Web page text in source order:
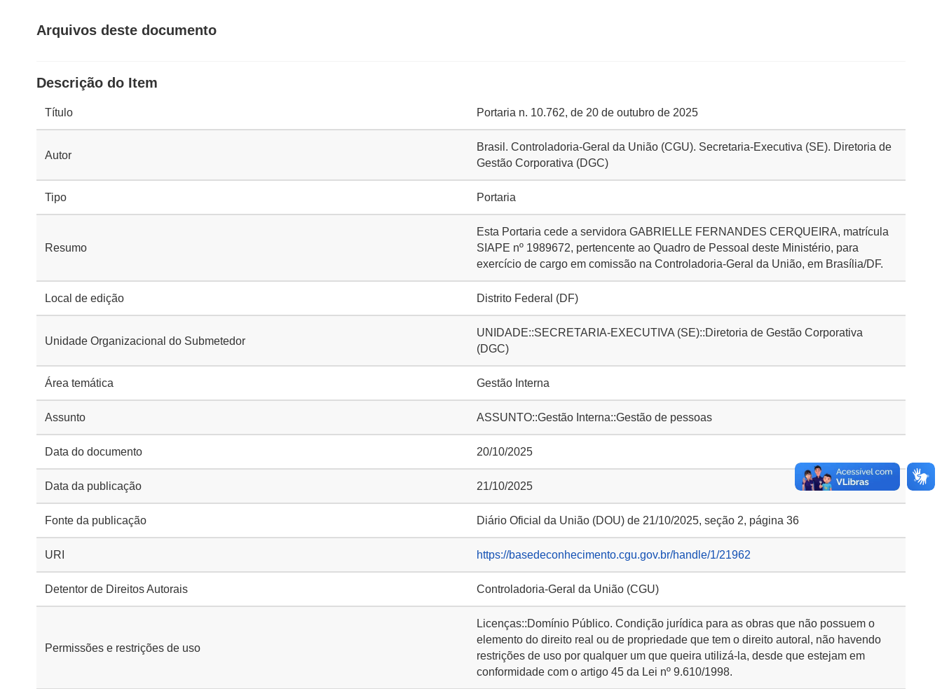
Arquivos deste documento
Descrição do Item
Título Portaria n. 10.762, de 20 de outubro de 2025
Autor
Brasil. Controladoria-Geral da União (CGU). Secretaria-Executiva (SE). Diretoria de
Gestão Corporativa (DGC)
Tipo Portaria
Resumo
Esta Portaria cede a servidora GABRIELLE FERNANDES CERQUEIRA, matrícula
SIAPE nº 1989672, pertencente ao Quadro de Pessoal deste Ministério, para
exercício de cargo em comissão na Controladoria-Geral da União, em Brasília/DF.
Local de edição Distrito Federal (DF)
Unidade Organizacional do Submetedor
UNIDADE::SECRETARIA-EXECUTIVA (SE)::Diretoria de Gestão Corporativa
(DGC)
Área temática Gestão Interna
Assunto ASSUNTO::Gestão Interna::Gestão de pessoas
Data do documento 20/10/2025
Data da publicação 21/10/2025
Fonte da publicação Diário Oficial da União (DOU) de 21/10/2025, seção 2, página 36
URI https://basedeconhecimento.cgu.gov.br/handle/1/21962
Detentor de Direitos Autorais Controladoria-Geral da União (CGU)
Permissões e restrições de uso
Licenças::Domínio Público. Condição jurídica para as obras que não possuem o
elemento do direito real ou de propriedade que tem o direito autoral, não havendo
restrições de uso por qualquer um que queira utilizá-la, desde que estejam em
conformidade com o artigo 45 da Lei nº 9.610/1998.